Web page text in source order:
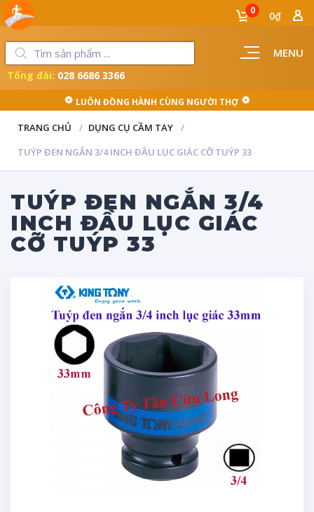
MENU
0 0₫
LUÔN ĐỒNG HÀNH CÙNG NGƯỜI THỢ
Tổng đài: 028 6686 3366
TRANG CHỦ
DỤNG CỤ CẦM TAY
TUÝP ĐEN NGẮN 3/4 INCH ĐẦU LỤC GIÁC CỠ TUÝP 33
TUÝP ĐEN NGẮN 3/4
INCH ĐẦU LỤC GIÁC
CỠ TUÝP 33